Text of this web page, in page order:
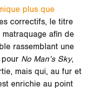
plus que
correctifs, le titre
afin de
rassemblant une
pour No Man’s Sky,
mais qui, au fur et
enrichie au point